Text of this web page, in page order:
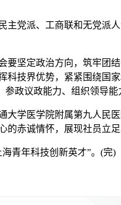
派、工商联和无党派
定政治方向，筑牢团
技界优势，紧紧围绕国
政议政能力、组织领导
医学院附属第九人民
赤诚情怀，展现社员立足
青年科技创新英才”。(完)